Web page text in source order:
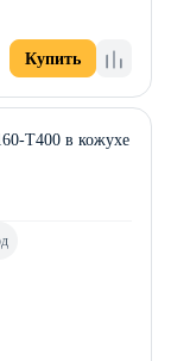
Купить
Т400 в кожухе